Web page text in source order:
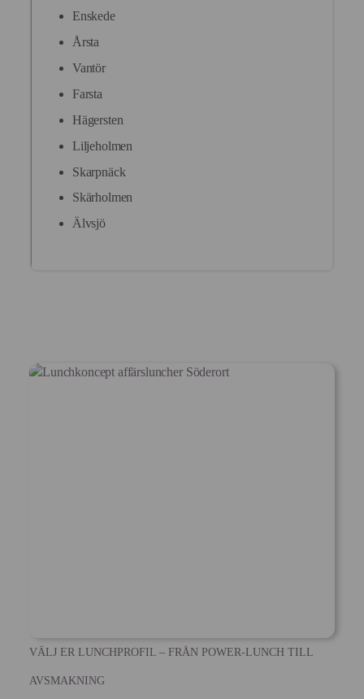
Enskede
Årsta
Vantör
Farsta
Hägersten
Liljeholmen
Skarpnäck
Skärholmen
Älvsjö
VÄLJ ER LUNCHPROFIL – FRÅN POWER-LUNCH TILL
AVSMAKNING